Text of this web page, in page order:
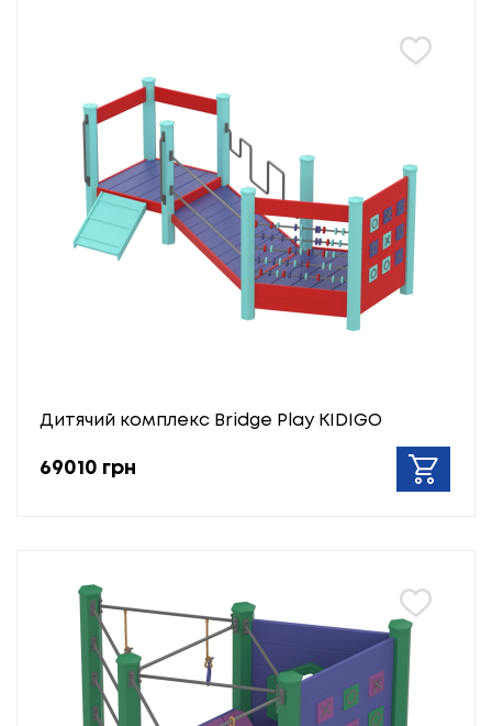
Дитячий комплекс Bridge Play KIDIGO
69010 грн